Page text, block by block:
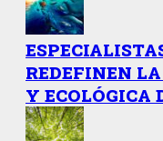
REDEFINEN
Y ECOLÓGICA